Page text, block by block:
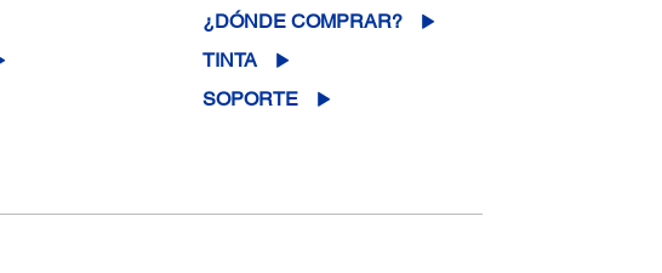
¿DÓNDE COMPRAR?
TINTA
SOPORTE